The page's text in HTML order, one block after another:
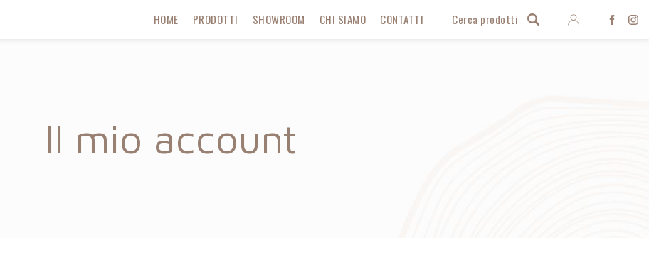
HOME PRODOTTI SHOWROOM CHI SIAMO CONTATTI Cerca prodotti Entra
Il mio account